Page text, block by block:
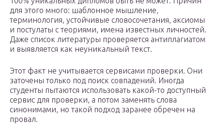
для этого много: шаблонное мышление,
терминология, устойчивые словосочетания, аксиомы
и постулаты с теориями, имена известных личностей.
Даже список литературы проверяется антиплагиатом
и выявляется как неуникальный текст.
Этот факт не учитывается сервисами проверки. Они
заточены только под поиск совпадений. Иногда
студенты пытаются использовать какой-то доступный
сервис для проверки, а потом заменять слова
синонимами, но такой подход заранее обречен на
провал.